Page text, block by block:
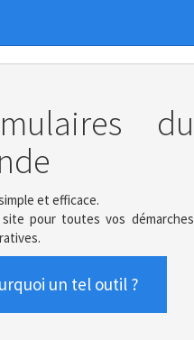
du
et efficace.
pour toutes vos démarches
un tel outil ?